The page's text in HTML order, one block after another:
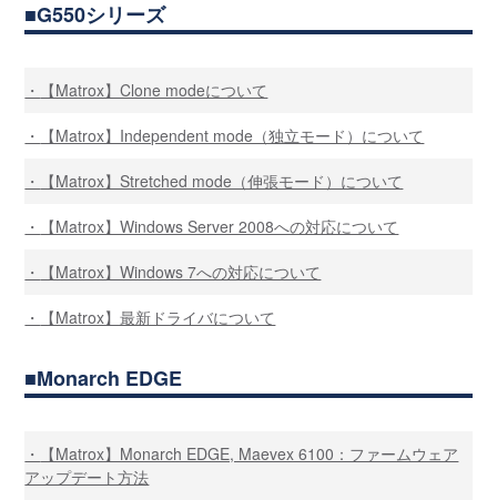
G550シリーズ
【Matrox】Clone modeについて
【Matrox】Independent mode（独立モード）について
【Matrox】Stretched mode（伸張モード）について
【Matrox】Windows Server 2008への対応について
【Matrox】Windows 7への対応について
【Matrox】最新ドライバについて
Monarch EDGE
【Matrox】Monarch EDGE, Maevex 6100：ファームウェア
アップデート方法